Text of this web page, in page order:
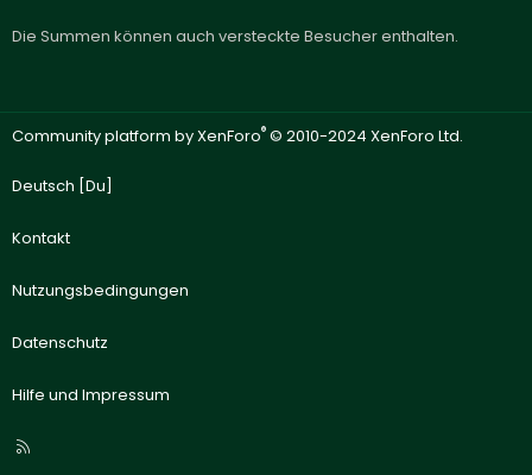
Die Summen können auch versteckte Besucher enthalten.
Community platform by XenForo® © 2010-2024 XenForo Ltd.
Deutsch [Du]
Kontakt
Nutzungsbedingungen
Datenschutz
Hilfe und Impressum
R